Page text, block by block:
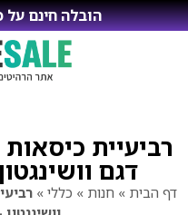
הובלה חינם על
רביעיית
דגם
דף הבית » חנות » כללי »